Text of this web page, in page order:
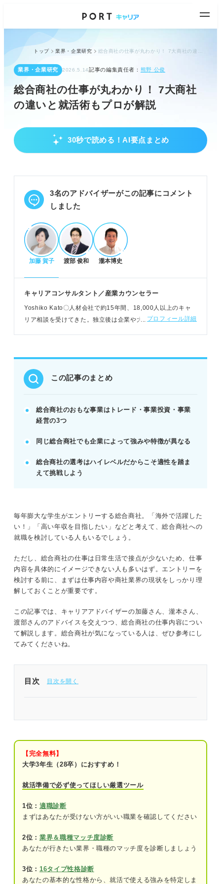
トップ 業界・企業研究
業界・企業研究 2026.5.14記事の編集責任者： 熊野 公俊
総合商社の仕事が丸わかり！ 7大商社
の違いと就活術もプロが解説
30秒で読める！AI要点まとめ
総合商社の仕事と業界の基本を理解しよう
る。
営業、企画、事務職の具体的な業務内容を知る。
ジしよう。
総合商社の魅力と知っておくべき実態
億単位の規模の大きな仕事でやりがいを感じる。
海外駐在などグローバルな活躍チャンスがある。
要。
理解しよう。
総合商社内定へ！今からできる準備
語学力、交渉力、タフさなど求められる力を把握す
自己分析を深め、自分に合う総合商社を見極める。
語学・会計資格取得やインターンでスキルを磨く。
が鍵。
記事の該当箇所を見る
そもそも総合商社とは？ まずは基本情報を押
さえよう
理解を深めよう！ 総合商社の日々の仕事内容
基本の5大商社・7大商社をチェック！ それぞ
れの特徴や年収も紹介
※AIの特性上、間違いが含まれている場合があります。記事本文
と併せてご確認ください。
3名のアドバイザーがこの記事にコメント
しました
加藤 賀子 渡部 俊和 瀧本博史
キャリアコンサルタント／産業カウンセラー
Yoshiko Kato〇人材会社で約15年間、18,000人以上のキャ
リア相談を受けてきた。独立後は企業や大学、個人と契約
プロフィール詳細
この記事のまとめ
総合商社のおもな事業はトレード・事業投資・事業
経営の3つ
同じ総合商社でも企業によって強みや特徴が異なる
総合商社の選考はハイレベルだからこそ適性を踏ま
えて挑戦しよう
毎年膨大な学生がエントリーする総合商社。「海外で活躍した
い！」「高い年収を目指したい」などと考えて、総合商社への
就職を検討している人もいるでしょう。
ただし、総合商社の仕事は日常生活で接点が少ないため、仕事
内容を具体的にイメージできない人も多いはず。エントリーを
検討する前に、まずは仕事内容や商社業界の現状をしっかり理
解しておくことが重要です。
この記事では、キャリアアドバイザーの加藤さん、瀧本さん、
渡部さんのアドバイスを交えつつ、総合商社の仕事内容につい
て解説します。総合商社が気になっている人は、ぜひ参考にし
てみてくださいね。
目次
そもそも総合商社とは？ まずは基本情報を押さえ
よう
総合商社のおもな事業内容
総合商社のおもな職種
理解を深めよう！ 総合商社の日々の仕事内容
取引先への訪問営業
社内外でのミーティング・プレゼンテーシ
ョン
【完全無料】
大学3年生（28卒）におすすめ！
就活準備で必ず使ってほしい厳選ツール
1位： 適職診断
まずはあなたが受けない方がいい職業を確認してください
2位： 業界＆職種マッチ度診断
あなたが行きたい業界・職種のマッチ度を診断しましょう
3位： 16タイプ性格診断
あなたの基本的な性格から、就活で使える強みを特定しま